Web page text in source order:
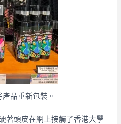
品重新包裝。
著頭皮在網上接觸了香港大學